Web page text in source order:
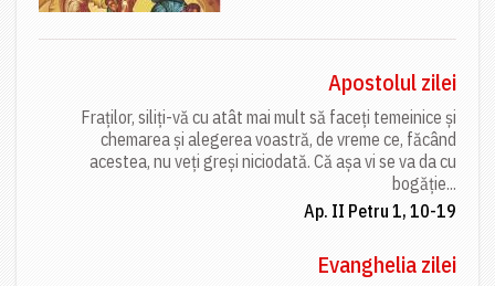
Apostolul zilei
Fraților, siliți-vă cu atât mai mult să faceți temeinice și
chemarea și alegerea voastră, de vreme ce, făcând
acestea, nu veți greși niciodată. Că așa vi se va da cu
bogăție...
Ap. II Petru 1, 10-19
Evanghelia zilei